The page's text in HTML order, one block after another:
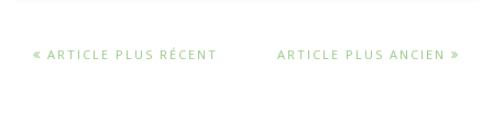
ARTICLE PLUS RÉCENT ARTICLE PLUS ANCIEN